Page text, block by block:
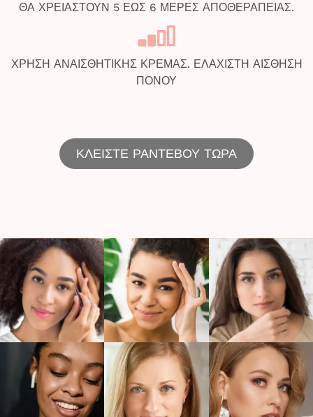
ΘΑ ΧΡΕΙΑΣΤΟΥΝ 5 ΕΩΣ 6 ΜΕΡΕΣ ΑΠΟΘΕΡΑΠΕΙΑΣ.
ΧΡΗΣΗ ΑΝΑΙΣΘΗΤΙΚΗΣ ΚΡΕΜΑΣ. ΕΛΑΧΙΣΤΗ ΑΙΣΘΗΣΗ
ΠΟΝΟΥ
ΚΛΕΙΣΤΕ ΡΑΝΤΕΒΟΥ ΤΩΡΑ